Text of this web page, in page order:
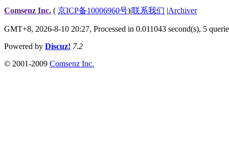
Comsenz Inc. ( 京ICP备10006960号)|联系我们 |Archiver
GMT+8, 2026-8-10 20:27, Processed in 0.011043 second(s), 5
Powered by Discuz! 7.2
© 2001-2009 Comsenz Inc.